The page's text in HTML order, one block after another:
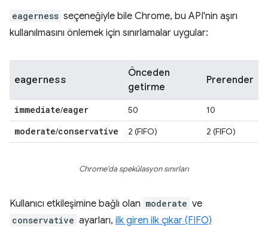
eagerness seçeneğiyle bile Chrome, bu API'nin aşırı
kullanılmasını önlemek için sınırlamalar uygular:
eagerness
Önceden
getirme
Prerender
immediate/eager 50 10
moderate/conservative 2 (FIFO) 2 (FIFO)
Chrome'da spekülasyon sınırları
Kullanıcı etkileşimine bağlı olan moderate ve
conservative ayarları, ilk giren ilk çıkar (FIFO)